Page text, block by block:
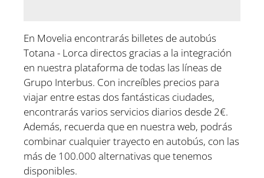
En Movelia encontrarás billetes de autobús
Totana - Lorca directos gracias a la integración
en nuestra plataforma de todas las líneas de
Grupo Interbus. Con increíbles precios para
viajar entre estas dos fantásticas ciudades,
encontrarás varios servicios diarios desde 2€.
Además, recuerda que en nuestra web, podrás
combinar cualquier trayecto en autobús, con las
más de 100.000 alternativas que tenemos
disponibles.